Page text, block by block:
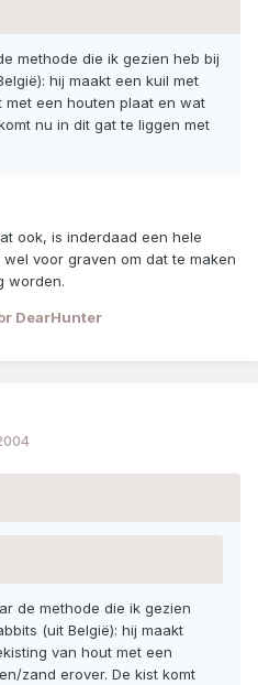
methode die ik gezien heb bij
hij maakt een kuil met
een houten plaat en wat
nu in dit gat te liggen met
ook, is inderdaad een hele
voor graven om dat te maken
worden.
DearHunter
de methode die ik gezien
(uit België): hij maakt
van hout met een
zand erover. De kist komt